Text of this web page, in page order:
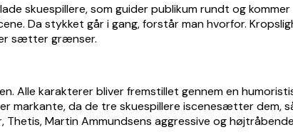
skuespillere, som guider publikum rundt og
Da stykket går i gang, forstår man hvorfor.
sætter grænser.
karakterer bliver fremstillet gennem en
markante, da de tre skuespillere iscenesætter dem,
Martin Ammundsens aggressive og